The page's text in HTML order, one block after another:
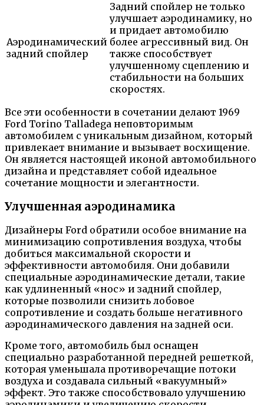
Аэродинамический
задний спойлер
Задний спойлер не только
улучшает аэродинамику, но
и придает автомобилю
более агрессивный вид. Он
также способствует
улучшенному сцеплению и
стабильности на больших
скоростях.
Все эти особенности в сочетании делают 1969
Ford Torino Talladega неповторимым
автомобилем с уникальным дизайном, который
привлекает внимание и вызывает восхищение.
Он является настоящей иконой автомобильного
дизайна и представляет собой идеальное
сочетание мощности и элегантности.
Улучшенная аэродинамика
Дизайнеры Ford обратили особое внимание на
минимизацию сопротивления воздуха, чтобы
добиться максимальной скорости и
эффективности автомобиля. Они добавили
специальные аэродинамические детали, такие
как удлиненный «нос» и задний спойлер,
которые позволили снизить лобовое
сопротивление и создать больше негативного
аэродинамического давления на задней оси.
Кроме того, автомобиль был оснащен
специально разработанной передней решеткой,
которая уменьшала противоречащие потоки
воздуха и создавала сильный «вакуумный»
эффект. Это также способствовало улучшению